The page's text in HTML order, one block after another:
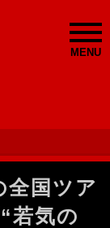
MENU
全国ツア
若気の